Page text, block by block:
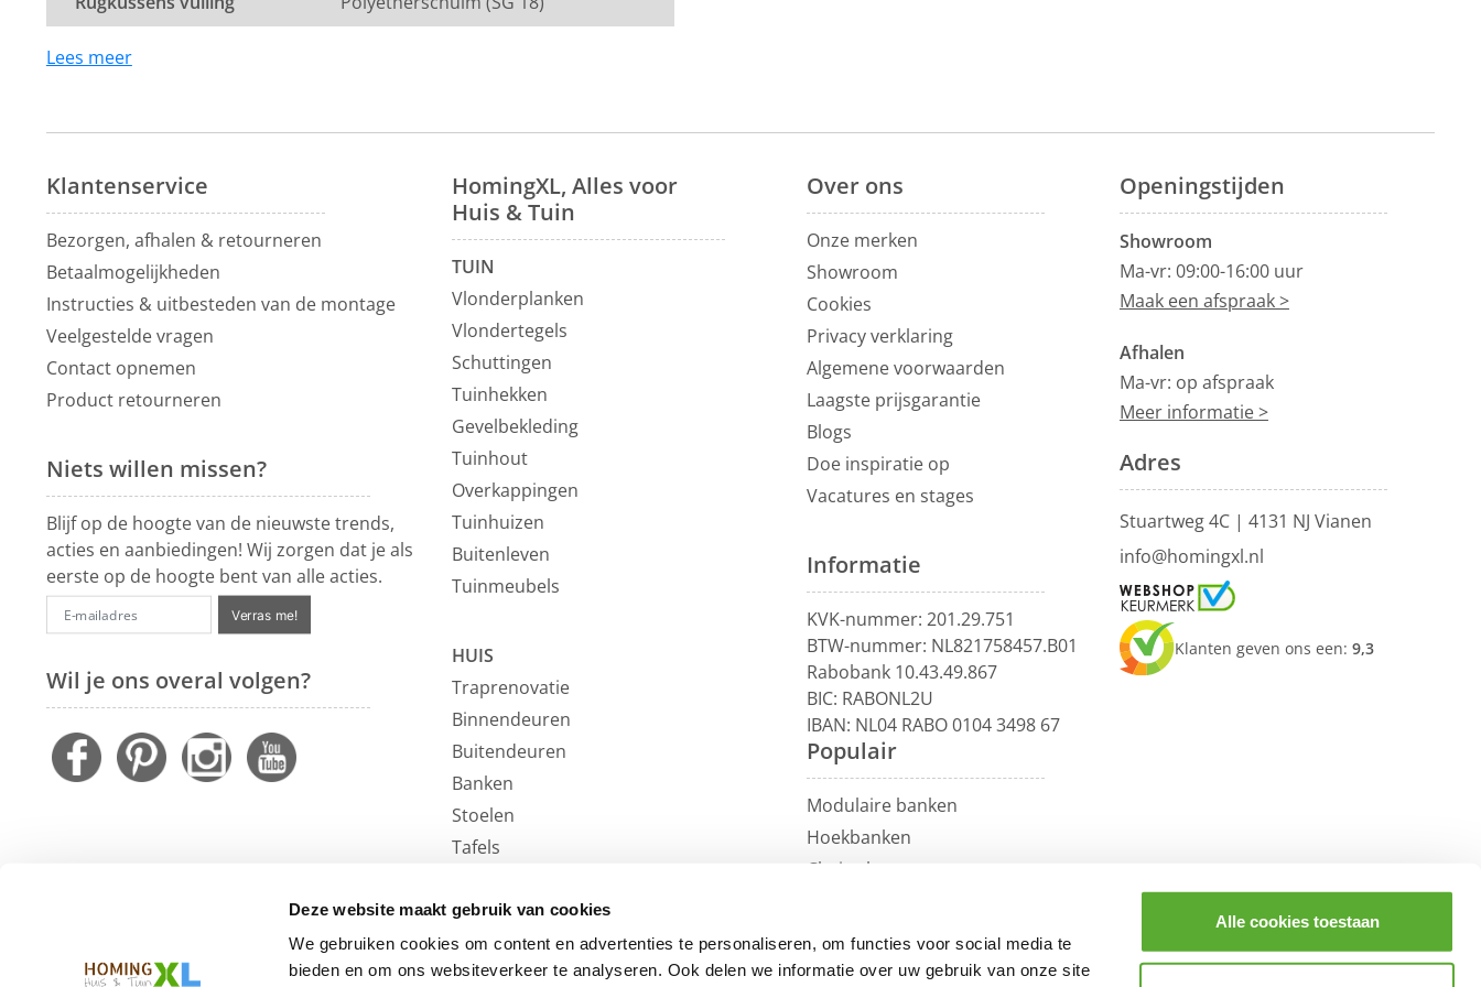
Deze website maakt gebruik van cookies
We gebruiken cookies om content en advertenties te personaliseren, om functies voor social media te
bieden en om ons websiteverkeer te analyseren. Ook delen we informatie over uw gebruik van onze site
Alle cookies toestaan
Lees meer
Klantenservice
Bezorgen, afhalen & retourneren
Betaalmogelijkheden
Instructies & uitbesteden van de montage
Veelgestelde vragen
Contact opnemen
Product retourneren
Niets willen missen?
Blijf op de hoogte van de nieuwste trends,
acties en aanbiedingen! Wij zorgen dat je als
eerste op de hoogte bent van alle acties.
Verras me!
Wil je ons overal volgen?
HomingXL, Alles voor
Huis & Tuin
TUIN
Vlonderplanken
Vlondertegels
Schuttingen
Tuinhekken
Gevelbekleding
Tuinhout
Overkappingen
Tuinhuizen
Buitenleven
Tuinmeubels
HUIS
Traprenovatie
Binnendeuren
Buitendeuren
Banken
Stoelen
Tafels
Vloeren
Outlet
Over ons
Onze merken
Showroom
Cookies
Privacy verklaring
Algemene voorwaarden
Laagste prijsgarantie
Blogs
Doe inspiratie op
Vacatures en stages
Informatie
KVK-nummer: 201.29.751
BTW-nummer: NL821758457.B01
Rabobank 10.43.49.867
BIC: RABONL2U
IBAN: NL04 RABO 0104 3498 67
Populair
Modulaire banken
Hoekbanken
Chaise longue
Loungebanken
Rechte banken
Openingstijden
Showroom
Ma-vr: 09:00-16:00 uur
Maak een afspraak >
Afhalen
Ma-vr: op afspraak
Meer informatie >
Adres
Stuartweg 4C | 4131 NJ Vianen
info@homingxl.nl
Klanten geven ons een: 9,3